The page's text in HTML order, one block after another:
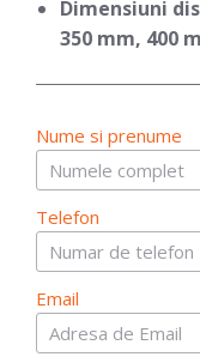
Dimensiuni
350 mm, 400
Nume si prenume
Telefon
Email